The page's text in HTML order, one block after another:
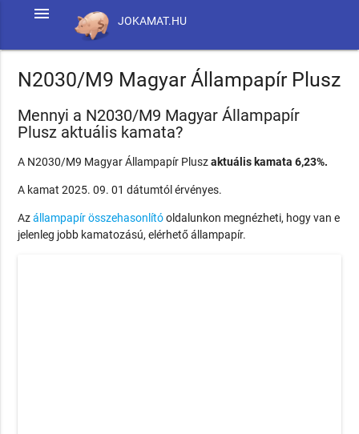
JOKAMAT.HU
menu
N2030/M9 Magyar Állampapír Plusz
Mennyi a N2030/M9 Magyar Állampapír
Plusz aktuális kamata?
A N2030/M9 Magyar Állampapír Pluszaktuális kamata 6,23%.
A kamat 2025. 09. 01 dátumtól érvényes.
Azállampapír összehasonlítóoldalunkon megnézheti, hogy van e
jelenleg jobb kamatozású, elérhető állampapír.